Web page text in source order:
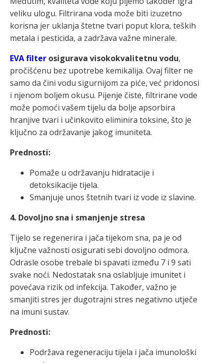
veliku ulogu. Filtrirana voda može biti izuzetno
korisna jer uklanja štetne tvari poput klora, teških
metala i pesticida, a zadržava važne minerale.
EVA filter osigurava visokokvalitetnu vodu,
pročišćenu bez upotrebe kemikalija. Ovaj filter ne
samo da čini vodu sigurnijom za piće, već pridonosi
i njenom boljem okusu. Pijenje čiste, filtrirane vode
može pomoći vašem tijelu da bolje apsorbira
hranjive tvari i učinkovito eliminira toksine, što je
ključno za održavanje jakog imuniteta.
Prednosti:
Pomaže u održavanju hidratacije i
detoksikacije tijela.
Smanjuje unos štetnih tvari iz vode iz slavine.
4. Dovoljno sna i smanjenje stresa
Tijelo se regenerira i jača tijekom sna, pa je od
ključne važnosti osigurati sebi dovoljno odmora.
Odrasle osobe trebale bi spavati između 7 i 9 sati
svake noći. Nedostatak sna oslabljuje imunitet i
povećava rizik od infekcija. Također, važno je
smanjiti stres jer dugotrajni stres negativno utječe
na imuni sustav.
Prednosti:
Podržava regeneraciju tijela i jača imunološki